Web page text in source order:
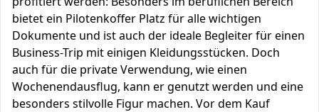
bietet ein Pilotenkoffer Platz für alle wichtigen
Dokumente und ist auch der ideale Begleiter für einen
Business-Trip mit einigen Kleidungsstücken. Doch
auch für die private Verwendung, wie einen
Wochenendausflug, kann er genutzt werden und eine
besonders stilvolle Figur machen. Vor dem Kauf